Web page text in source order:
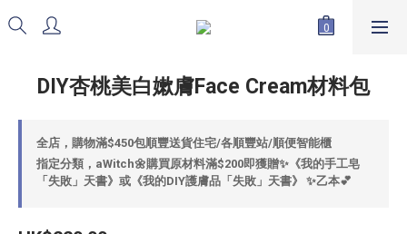
DIY杏桃美白嫰膚Face Cream材料包
全店，購物滿$450包順豐送貨住宅/各順豐站/順便智能櫃
指定分類，aWitch🌼購買原材料滿$200即獲贈✨《我的手工皂
「失敗」天書》或《我的DIY護膚品「失敗」天書》 ✨乙本💕